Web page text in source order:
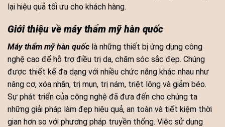
lại hiệu quả tối ưu cho khách hàng.
Giới thiệu về máy thẩm mỹ hàn quốc
Máy thẩm mỹ hàn quốc là những thiết bị ứng dụng công
nghệ cao để hỗ trợ điều trị da, chăm sóc sắc đẹp. Chúng
được thiết kế đa dạng với nhiều chức năng khác nhau như
nâng cơ, xóa nhăn, trị mụn, trị nám, triệt lông và giảm béo.
Sự phát triển của công nghệ đã đưa đến cho chúng ta
những giải pháp làm đẹp hiệu quả, an toàn và tiết kiệm thời
gian hơn so với phương pháp truyền thống. Việc sử dụng